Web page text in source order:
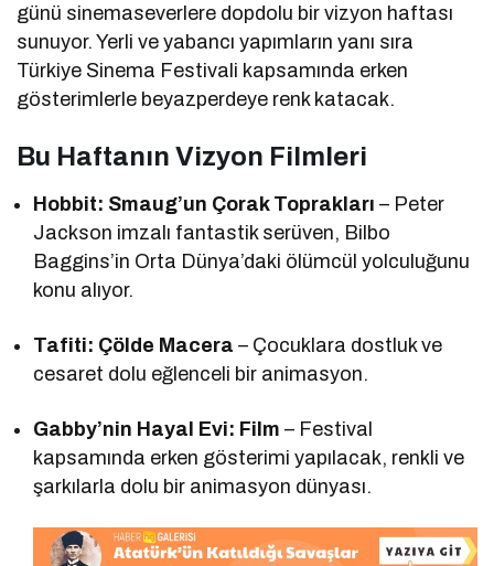
günü sinemaseverlere dopdolu bir vizyon haftası
sunuyor. Yerli ve yabancı yapımların yanı sıra
Türkiye Sinema Festivali kapsamında erken
gösterimlerle beyazperdeye renk katacak.
Bu Haftanın Vizyon Filmleri
Hobbit: Smaug’un Çorak Toprakları – Peter
Jackson imzalı fantastik serüven, Bilbo
Baggins’in Orta Dünya’daki ölümcül yolculuğunu
konu alıyor.
Tafiti: Çölde Macera – Çocuklara dostluk ve
cesaret dolu eğlenceli bir animasyon.
Gabby’nin Hayal Evi: Film – Festival
kapsamında erken gösterimi yapılacak, renkli ve
şarkılarla dolu bir animasyon dünyası.